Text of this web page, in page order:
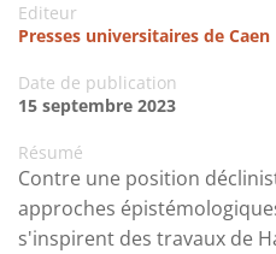
Editeur
Presses universitaires de Caen
Date de publication
15 septembre 2023
Résumé
Contre une position
approches
s'inspirent des travaux de